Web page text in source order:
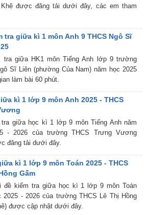
Khê được đăng tải dưới đây, các em tham
tra giữa kì 1 môn Anh 9 THCS Ngô Sĩ
tra giữa HK1 môn Tiếng Anh lớp 9 trường
Sĩ Liên (phường Của Nam) năm học 2025
làm bài 60 phút.
kì 1 lớp 9 môn Anh 2025 - THCS
giữa học kì 1 lớp 9 môn Tiếng Anh năm
- 2026 của trường THCS Trưng Vương
đăng tải dưới đây.
kì 1 lớp 9 môn Toán 2025 - THCS
Gấm
đề kiểm tra giữa học kì 1 lớp 9 môn Toán
2025 - 2026 của trường THCS Lê Thị Hồng
được cập nhật dưới đây.